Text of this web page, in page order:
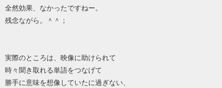
全然効果、なかったですねー。
残念ながら。＾＾；
実際のところは、映像に助けられて
時々聞き取れる単語をつなげて
勝手に意味を想像していたに過ぎない、